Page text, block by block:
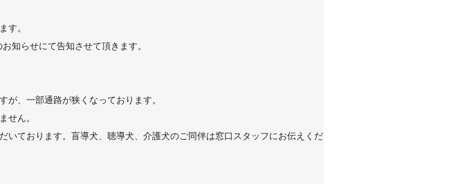
す。
知らせにて告知させて頂きます。
、一部通路が狭くなっております。
せん。
いております。盲導犬、聴導犬、介護犬のご同伴は窓口スタッフにお伝えくだ